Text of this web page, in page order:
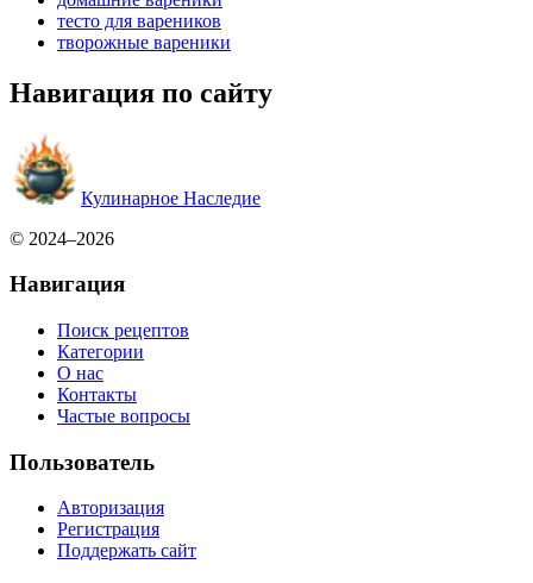
тесто для вареников
творожные вареники
Навигация по сайту
Кулинарное Наследие
© 2024–2026
Навигация
Поиск рецептов
Категории
О нас
Контакты
Частые вопросы
Пользователь
Авторизация
Регистрация
Поддержать сайт